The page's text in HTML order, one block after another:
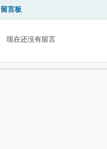
留言板
现在还没有留言